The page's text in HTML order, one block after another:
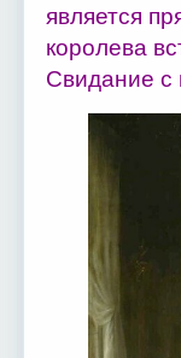
является
королева
Свидание с